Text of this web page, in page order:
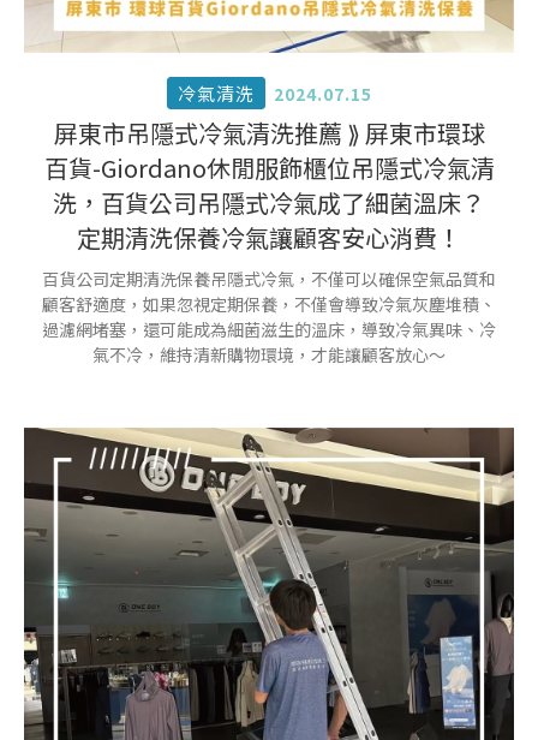
冷氣清洗 2024.07.15
屏東市吊隱式冷氣清洗推薦 ⟫ 屏東市環球
百貨-Giordano休閒服飾櫃位吊隱式冷氣清
洗，百貨公司吊隱式冷氣成了細菌溫床？
定期清洗保養冷氣讓顧客安心消費！
百貨公司定期清洗保養吊隱式冷氣，不僅可以確保空氣品質和
顧客舒適度，如果忽視定期保養，不僅會導致冷氣灰塵堆積、
過濾網堵塞，還可能成為細菌滋生的溫床，導致冷氣異味、冷
氣不冷，維持清新購物環境，才能讓顧客放心～